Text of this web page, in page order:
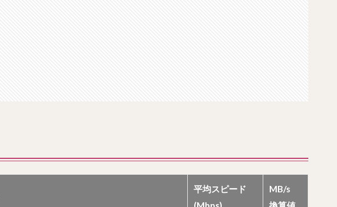
平均スピード
MB/s